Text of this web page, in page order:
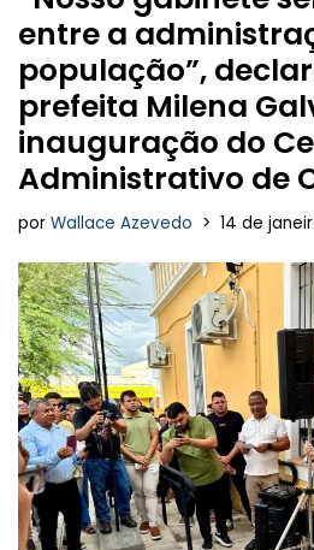
entre a
população”,
prefeita Milena
inauguração do
Administrativo de
por Wallace Azevedo 14 de